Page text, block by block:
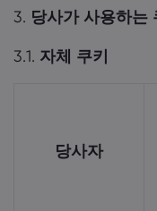
3. 당사가 사용하는
3.1. 자체 쿠키
당사자